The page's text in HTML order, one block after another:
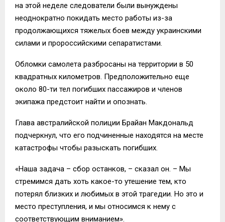
на этой неделе следователи были вынуждены
неоднократно покидать место работы из-за
продолжающихся тяжелых боев между украинскими
силами и пророссийскими сепаратистами.
Обломки самолета разбросаны на территории в 50
квадратных километров. Предположительно еще
около 80-ти тел погибших пассажиров и членов
экипажа предстоит найти и опознать.
Глава австралийской полиции Брайан Макдональд
подчеркнул, что его подчиненные находятся на месте
катастрофы чтобы разыскать погибших.
«Наша задача – сбор останков, – сказал он. – Мы
стремимся дать хоть какое-то утешение тем, кто
потерял близких и любимых в этой трагедии. Но это и
место преступления, и мы относимся к нему с
соответствующим вниманием».